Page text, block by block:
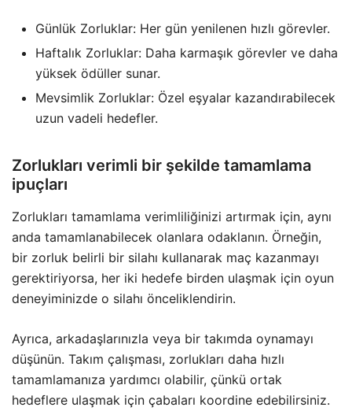
Günlük Zorluklar: Her gün yenilenen hızlı görevler.
Haftalık Zorluklar: Daha karmaşık görevler ve daha
yüksek ödüller sunar.
Mevsimlik Zorluklar: Özel eşyalar kazandırabilecek
uzun vadeli hedefler.
Zorlukları verimli bir şekilde tamamlama
ipuçları
Zorlukları tamamlama verimliliğinizi artırmak için, aynı
anda tamamlanabilecek olanlara odaklanın. Örneğin,
bir zorluk belirli bir silahı kullanarak maç kazanmayı
gerektiriyorsa, her iki hedefe birden ulaşmak için oyun
deneyiminizde o silahı önceliklendirin.
Ayrıca, arkadaşlarınızla veya bir takımda oynamayı
düşünün. Takım çalışması, zorlukları daha hızlı
tamamlamanıza yardımcı olabilir, çünkü ortak
hedeflere ulaşmak için çabaları koordine edebilirsiniz.